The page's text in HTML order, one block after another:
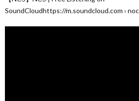
SoundCloudhttps://m.soundcloud.com ›